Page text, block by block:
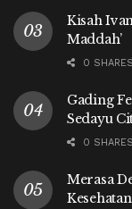
Kisah
Maddah’
0 SHARES
Gading
Sedayu
0 SHARES
Merasa